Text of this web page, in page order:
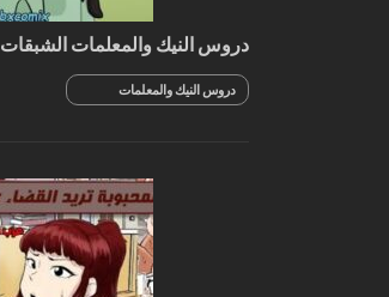
دروس النيك والمعلمات الشبقات
دروس النيك والمعلمات
الشبقات